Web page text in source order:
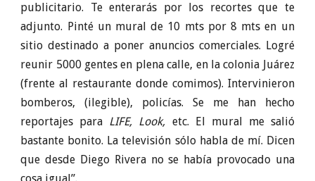
publicitario. Te enterarás por los recortes que te
adjunto. Pinté un mural de 10 mts por 8 mts en un
sitio destinado a poner anuncios comerciales. Logré
reunir 5000 gentes en plena calle, en la colonia Juárez
(frente al restaurante donde comimos). Intervinieron
bomberos, (ilegible), policías. Se me han hecho
reportajes para LIFE, Look, etc. El mural me salió
bastante bonito. La televisión sólo habla de mí. Dicen
que desde Diego Rivera no se había provocado una